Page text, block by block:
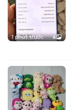
1 phút trước 6